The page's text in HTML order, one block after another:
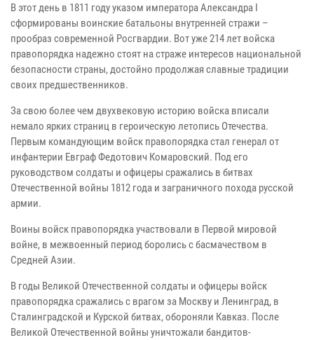
В этот день в 1811 году указом императора Александра I
сформированы воинские батальоны внутренней стражи –
прообраз современной Росгвардии. Вот уже 214 лет войска
правопорядка надежно стоят на страже интересов национальной
безопасности страны, достойно продолжая славные традиции
своих предшественников.
За свою более чем двухвековую историю войска вписали
немало ярких страниц в героическую летопись Отечества.
Первым командующим войск правопорядка стал генерал от
инфантерии Евграф Федотович Комаровский. Под его
руководством солдаты и офицеры сражались в битвах
Отечественной войны 1812 года и заграничного похода русской
армии.
Воины войск правопорядка участвовали в Первой мировой
войне, в межвоенный период боролись с басмачеством в
Средней Азии.
В годы Великой Отечественной солдаты и офицеры войск
правопорядка сражались с врагом за Москву и Ленинград, в
Сталинградской и Курской битвах, обороняли Кавказ. После
Великой Отечественной войны уничтожали бандитов-